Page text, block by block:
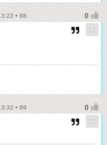
• 88
• 89